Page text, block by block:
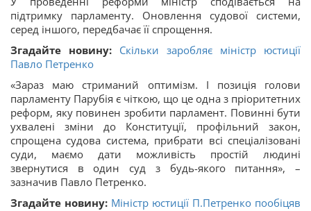
підтримку парламенту. Оновлення судової системи,
серед іншого, передбачає її спрощення.
Згадайте новину: Скільки заробляє міністр юстиції
Павло Петренко
«Зараз маю стриманий оптимізм. І позиція голови
парламенту Парубія є чіткою, що це одна з пріоритетних
реформ, яку повинен зробити парламент. Повинні бути
ухвалені зміни до Конституції, профільний закон,
спрощена судова система, прибрати всі спеціалізовані
суди, маємо дати можливість простій людині
звернутися в один суд з будь-якого питання», –
зазначив Павло Петренко.
Згадайте новину: Міністр юстиції П.Петренко пообіцяв